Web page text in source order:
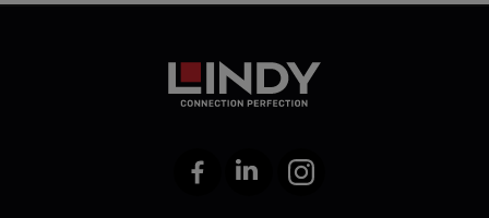
FacebookLinkedIn Instagram